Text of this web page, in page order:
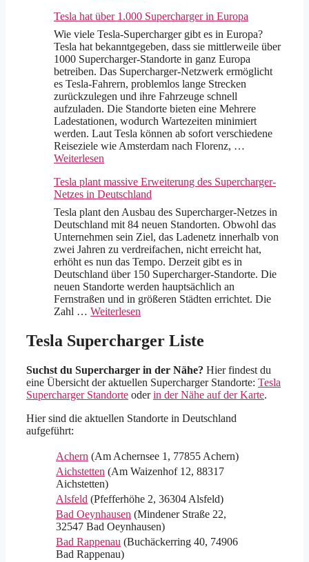
Tesla hat über 1.000 Supercharger in Europa
Wie viele Tesla-Supercharger gibt es in Europa?
Tesla hat bekanntgegeben, dass sie mittlerweile über
1000 Supercharger-Standorte in ganz Europa
betreiben. Das Supercharger-Netzwerk ermöglicht
es Tesla-Fahrern, problemlos lange Strecken
zurückzulegen und ihre Fahrzeuge schnell
aufzuladen. Die Standorte bieten eine Mehrere
Ladestationen, wodurch Wartezeiten minimiert
werden. Laut Tesla können ab sofort verschiedene
Reiseziele wie Amsterdam nach Florenz, …
Weiterlesen
Tesla plant massive Erweiterung des Supercharger-
Netzes in Deutschland
Tesla plant den Ausbau des Supercharger-Netzes in
Deutschland mit 84 neuen Standorten. Obwohl das
Unternehmen sein Ziel, das Ladenetz innerhalb von
zwei Jahren zu verdreifachen, nicht erreicht hat,
erhöht es nun das Tempo. Derzeit gibt es in
Deutschland über 150 Supercharger-Standorte. Die
neuen Standorte werden hauptsächlich an
Fernstraßen und in größeren Städten errichtet. Die
Zahl … Weiterlesen
Tesla Supercharger Liste
Suchst du Supercharger in der Nähe? Hier findest du
eine Übersicht der aktuellen Supercharger Standorte: Tesla
Supercharger Standorte oderin der Nähe auf der Karte.
Hier sind die aktuellen Standorte in Deutschland
aufgeführt:
Achern (Am Achernsee 1, 77855 Achern)
Aichstetten (Am Waizenhof 12, 88317
Aichstetten)
Alsfeld (Pfefferhöhe 2, 36304 Alsfeld)
Bad Oeynhausen (Mindener Straße 22,
32547 Bad Oeynhausen)
Bad Rappenau (Buchäckerring 40, 74906
Bad Rappenau)